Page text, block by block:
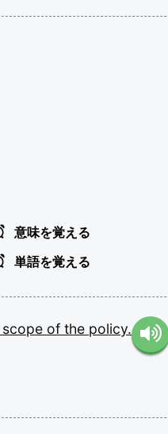
意味を覚える
単語を覚える
scope of the policy.